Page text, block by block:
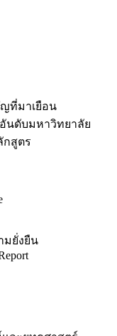
ที่มาเยือน
นดับมหาวิทยาลัย
กสูตร
มยั่งยืน